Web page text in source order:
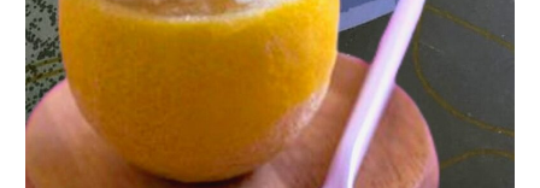
la
sorbetière